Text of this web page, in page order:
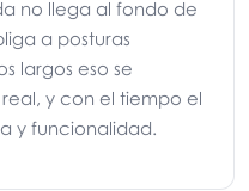
no llega al fondo de
a posturas
largos eso se
y con el tiempo el
y funcionalidad.